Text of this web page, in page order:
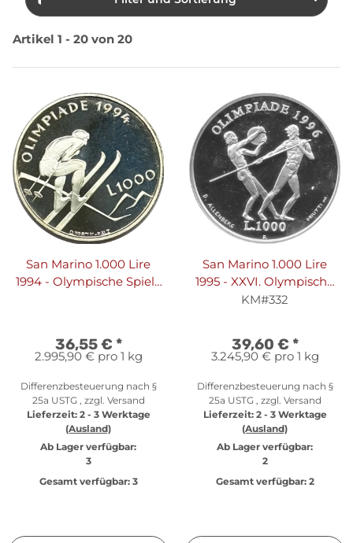
Artikel 1 - 20 von 20
San Marino 1.000 Lire
1994 - Olympische Spiele
36,55 € *
2.995,90 € pro 1 kg
Differenzbesteuerung nach §
25a USTG , zzgl. Versand
Lieferzeit: 2 - 3 Werktage
(Ausland)
Ab Lager verfügbar:
3
Gesamt verfügbar:3
San Marino 1.000 Lire
1995 - XXVI. Olympische
Sommerspiele 1996 in
KM#332
39,60 € *
3.245,90 € pro 1 kg
Differenzbesteuerung nach §
25a USTG , zzgl. Versand
Lieferzeit: 2 - 3 Werktage
(Ausland)
Ab Lager verfügbar:
2
Gesamt verfügbar:2